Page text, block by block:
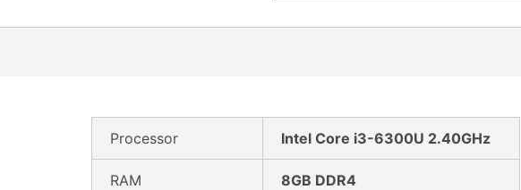
Processor Intel Core i3-6300U 2.40GHz
RAM 8GB DDR4